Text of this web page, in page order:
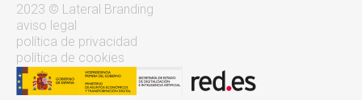
2023 © Lateral Branding
aviso legal
política de privacidad
política de cookies